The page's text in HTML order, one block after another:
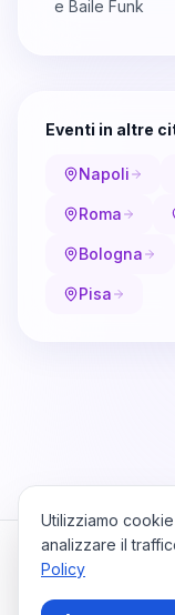
e Baile Funk
Eventi in altre
Napoli
Roma
Bologna
Pisa
Utilizziamo
analizzare il
Policy